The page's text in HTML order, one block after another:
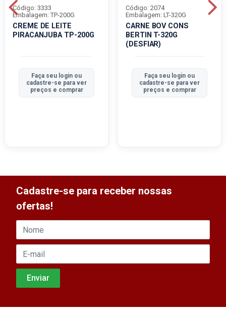
CREME DE LEITE
PIRACANJUBA TP-200G
Código: 3333
Embalagem: TP-200G
Faça seu login ou
cadastre-se para ver
preços e comprar
CARNE BOV CONS
BERTIN T-320G
(DESFIAR)
Código: 2074
Embalagem: LT-320G
Faça seu login ou
cadastre-se para ver
preços e comprar
Cadastre-se para receber nossas
ofertas!